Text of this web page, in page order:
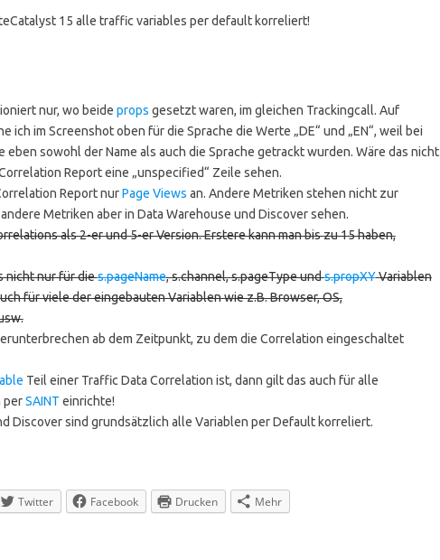
15 alle traffic variables per default korreliert!
nur, wo beide props gesetzt waren, im gleichen Trackingcall. Auf
ich im Screenshot oben für die Sprache die Werte „DE“ und „EN“, weil bei
eben sowohl der Name als auch die Sprache getrackt wurden. Wäre das nicht
Report eine „unspecified“ Zeile sehen.
Report nurPage Views an. Andere Metriken stehen nicht zur
Metriken aber in Data Warehouse und Discover sehen.
als 2-er und 5-er Version. Erstere kann man bis zu 15 haben,
nicht nur für dies.pageName, s.channel, s.pageType unds.propXYVariablen
für viele der eingebauten Variablen wie z.B. Browser, OS,
ab dem Zeitpunkt, zu dem die Correlation eingeschaltet
Teil einer Traffic Data Correlation ist, dann gilt das auch für alle
perSAINT einrichte!
Discover sind grundsätzlich alle Variablen per Default korreliert.
Twitter Facebook Drucken Mehr